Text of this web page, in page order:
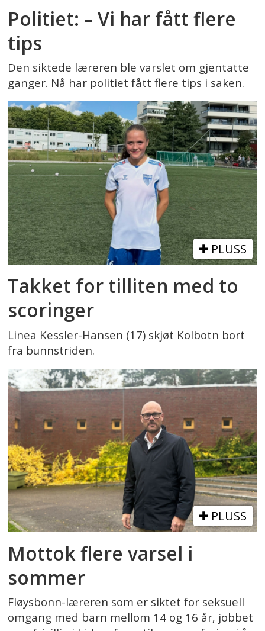
Politiet: – Vi har fått flere
tips
Den siktede læreren ble varslet om gjentatte
ganger. Nå har politiet fått flere tips i saken.
PLUSS
Takket for tilliten med to
scoringer
Linea Kessler-Hansen (17) skjøt Kolbotn bort
fra bunnstriden.
PLUSS
Mottok flere varsel i
sommer
Fløysbonn-læreren som er siktet for seksuell
omgang med barn mellom 14 og 16 år, jobbet